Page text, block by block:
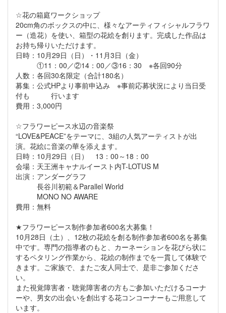
☆花の箱庭ワークショップ
20cm角のボックスの中に、様々なアーティフィシャルフラワ
ー（造花）を使い、箱型の花絵を創ります。完成した作品は
お持ち帰りいただけます。
日時：10月29日（日）・11月3日（金）
①11：00／②14：00／③16：30 ※各回90分
人数：各回30名限定（合計180名）
募集：公式HPより事前申込み ※事前応募状況により当日受
付も 行います
費用：3,000円
☆フラワーピース水辺の音楽祭
“LOVE&PEACE”をテーマに、3組の人気アーティストが出
演。花絵に音楽の華を添えます。
日時：10月29日（日） 13：00～18：00
会場：天王洲キャナルイースト内T-LOTUS M
出演：アンダーグラフ
長谷川初範＆Parallel World
MONO NO AWARE
費用：無料
★フラワーピース制作参加者600名大募集！
10月28日（土）、12枚の花絵を創る制作参加者600名を募集
中です。専門の指導者のもと、カーネーションを花びら状に
するペタリング作業から、花絵の制作までを一貫して体験で
きます。ご家族で、またご友人同士で、是非ご参加くださ
い。
また視覚障害者・聴覚障害者の方もご参加いただけるコーナ
ーや、男女の出会いを創出する花コンコーナーもご用意して
います。